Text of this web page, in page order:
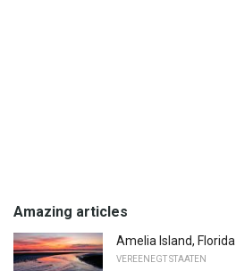
Amazing articles
Amelia Island, Florida
VEREENEGT STAATEN